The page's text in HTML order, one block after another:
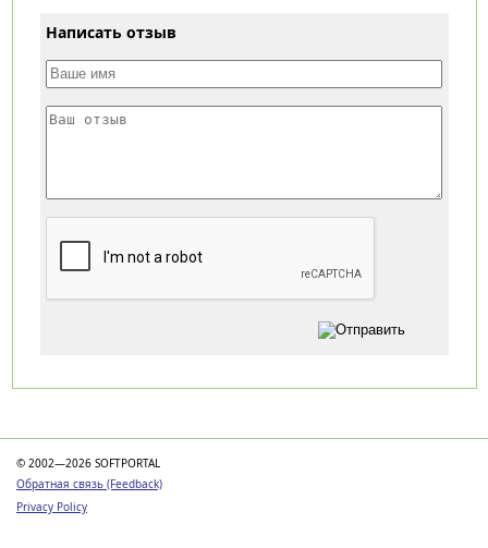
Написать отзыв
© 2002—2026 SOFTPORTAL
Обратная связь (Feedback)
Privacy Policy